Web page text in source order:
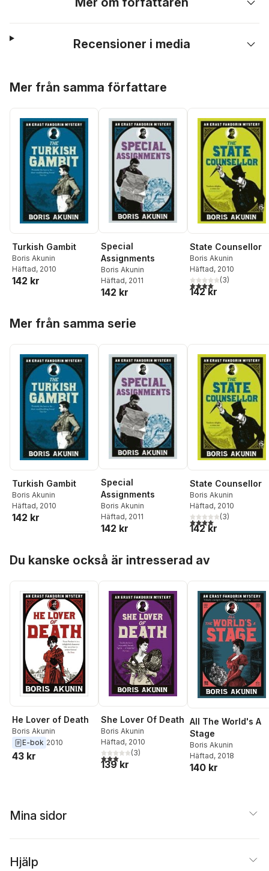
Recensioner i media
Mer från samma författare
Turkish Gambit
Boris Akunin
Häftad, 2010
142 kr
Special
Assignments
Boris Akunin
Häftad, 2011
142 kr
State Counsellor
Boris Akunin
Häftad, 2010
4,0utav 5 stjärnor.
(3)
142 kr
Mer från samma serie
Turkish Gambit
Boris Akunin
Häftad, 2010
142 kr
Special
Assignments
Boris Akunin
Häftad, 2011
142 kr
State Counsellor
Boris Akunin
Häftad, 2010
4,0utav 5 stjärnor.
(3)
142 kr
Du kanske också är intresserad av
He Lover of Death
Boris Akunin
E-bok 2010
43 kr
She Lover Of Death
Boris Akunin
Häftad, 2010
3,0utav 5 stjärnor. Totalt antal röster:
(3)
139 kr
All The World's A
Stage
Boris Akunin
Häftad, 2018
140 kr
Mina sidor
Hjälp